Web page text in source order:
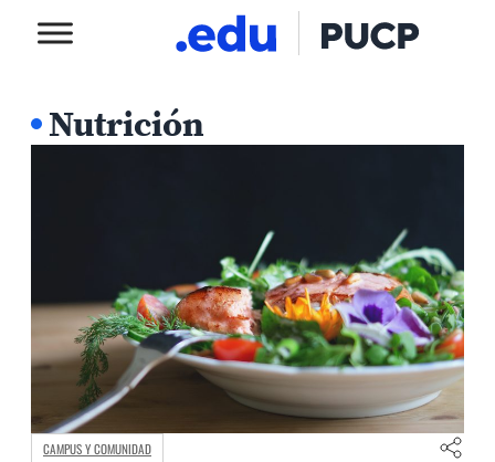
Nutrición
CAMPUS Y COMUNIDAD